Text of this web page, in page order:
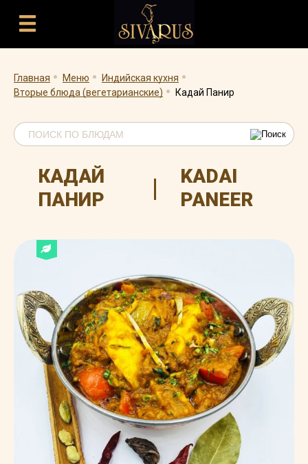
Главная . Меню . Индийская кухня .
Вторые блюда (вегетарианские). Кадай Панир
КАДАЙ
ПАНИР
|
KADAI
PANEER